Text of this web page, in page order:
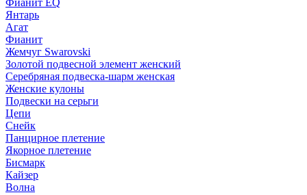
Фианит EQ
Янтарь
Агат
Фианит
Жемчуг Swarovski
Золотой подвесной элемент женcкий
Серебряная подвеска-шарм женская
Женские кулоны
Подвески на серьги
Цепи
Снейк
Панцирное плетение
Якорное плетение
Бисмарк
Кайзер
Волна